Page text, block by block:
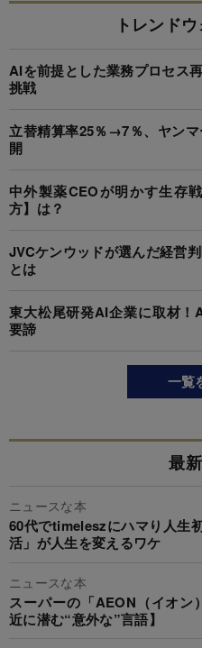
トレンド
AIを前提とした業務プロセス
挑戦
立替精算率25％→7％、ヤン
開
中外製薬CEOが明かす生存
方】は？
JVCケンウッドが選んだ経営
とは
東大松尾研発AI企業に取材
要諦
一覧
最
ニュースな本
60代でtimeleszにハマり人生
活」が人生を変えるワケ
ニュースな本
スーパーの「AEON（イオン
近に潜む“意外な”言語】